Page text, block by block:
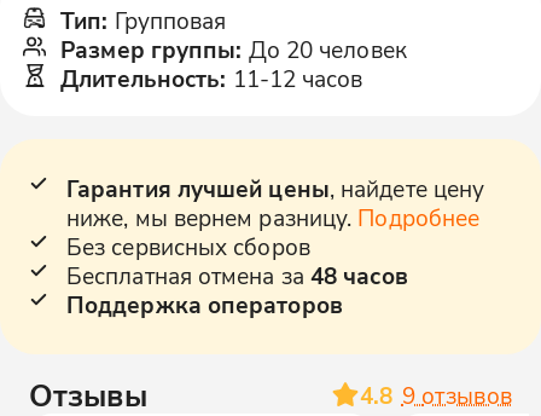
Тип: Групповая
Размер группы: До 20 человек
Длительность: 11-12 часов
Гарантия лучшей цены, найдете цену
ниже, мы вернем разницу. Подробнее
Без сервисных сборов
Бесплатная отмена за 48 часов
Поддержка операторов
Отзывы 4.8 9 отзывов